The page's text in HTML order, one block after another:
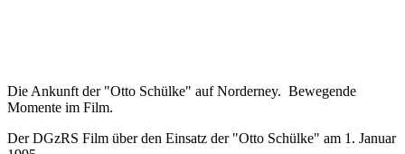
Die Ankunft der "Otto Schülke" auf Norderney. Bewegende
Momente im Film.
Der DGzRS Film über den Einsatz der "Otto Schülke" am 1. Januar